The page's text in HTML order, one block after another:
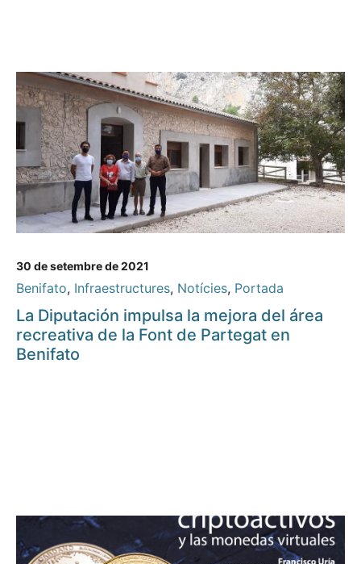
30 de setembre de 2021
Benifato, Infraestructures, Notícies, Portada
La Diputación impulsa la mejora del área
recreativa de la Font de Partegat en
Benifato